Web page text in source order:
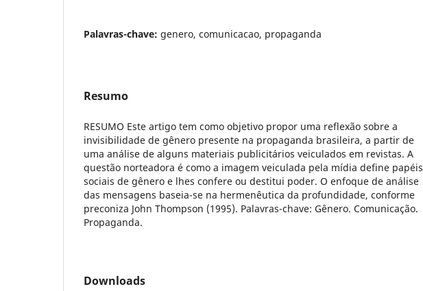
Palavras-chave: genero, comunicacao, propaganda
Resumo
RESUMO Este artigo tem como objetivo propor uma reflexão sobre a
invisibilidade de gênero presente na propaganda brasileira, a partir de
uma análise de alguns materiais publicitários veiculados em revistas. A
questão norteadora é como a imagem veiculada pela mídia define papéis
sociais de gênero e lhes confere ou destitui poder. O enfoque de análise
das mensagens baseia-se na hermenêutica da profundidade, conforme
preconiza John Thompson (1995). Palavras-chave: Gênero. Comunicação.
Propaganda.
Downloads